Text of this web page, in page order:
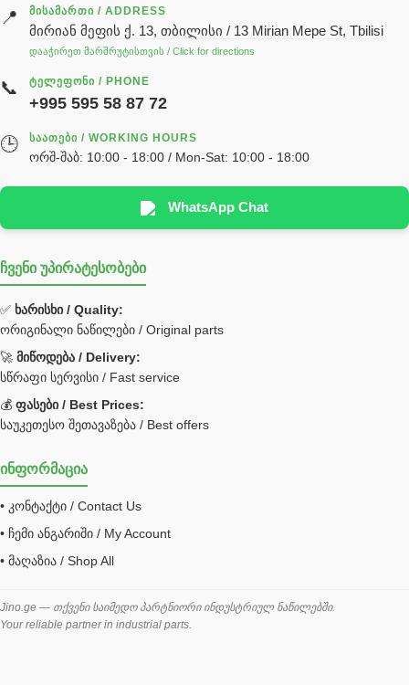
ძრავის ზეთი
ჰიდრავლიკის ზეთი
реек
სხადასხვა
Hyva
უჟანგავი ფოლადი
Bobcat ფილტრი
Caterpillar ფილტრი
JCB ფილტრი
ქვაბი გათბობა მილები
შემაერთებელი / გადამყვანი UNF ORFS
შემაერთებელი BSPP /გადამყვანი
შესაფუთი მანქანა ვაკუმით
შლანგი
საწვავის შლანგი
📍 ᲛᲘᲡᲐᲛᲐᲠᲗᲘ / ADDRESS
მირიან მეფის ქ. 13, თბილისი / 13 Mirian Mepe St, Tbilisi
დააჭირეთ მარშრუტისთვის / Click for directions
📞 ᲢᲔᲚᲔᲤᲝᲜᲘ / PHONE
+995 595 58 87 72
🕒 ᲡᲐᲐᲗᲔᲑᲘ / WORKING HOURS
ორშ-შაბ: 10:00 - 18:00 / Mon-Sat: 10:00 - 18:00
WhatsApp Chat
ჩვენი უპირატესობები
✅ ხარისხი / Quality:
ორიგინალი ნაწილები / Original parts
🚀 მიწოდება / Delivery:
სწრაფი სერვისი / Fast service
💰 ფასები / Best Prices:
საუკეთესო შეთავაზება / Best offers
ინფორმაცია
• კონტაქტი / Contact Us
• ჩემი ანგარიში / My Account
• მაღაზია / Shop All
Jino.ge — თქვენი საიმედო პარტნიორი ინდუსტრიულ ნაწილებში.
Your reliable partner in industrial parts.